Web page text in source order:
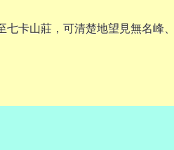
卡山莊，可清楚地望見無名峰